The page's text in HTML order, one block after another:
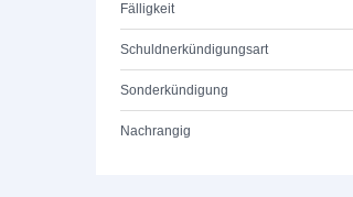
Fälligkeit
Schuldnerkündigungsart
Sonderkündigung
Nachrangig